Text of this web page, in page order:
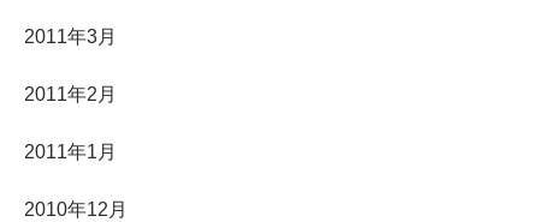
2011年3月
2011年2月
2011年1月
2010年12月